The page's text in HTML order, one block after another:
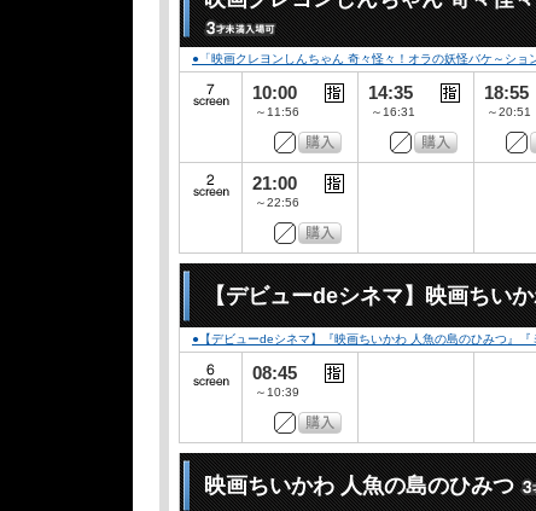
●「映画クレヨンしんちゃん 奇々怪々！オラの妖怪バケ～ショ
10:00
～11:56
14:35
～16:31
18:55
～20:51
21:00
～22:56
【デビューdeシネマ】映画ちい
●【デビューdeシネマ】『映画ちいかわ 人魚の島のひみつ』
08:45
～10:39
映画ちいかわ 人魚の島のひみつ